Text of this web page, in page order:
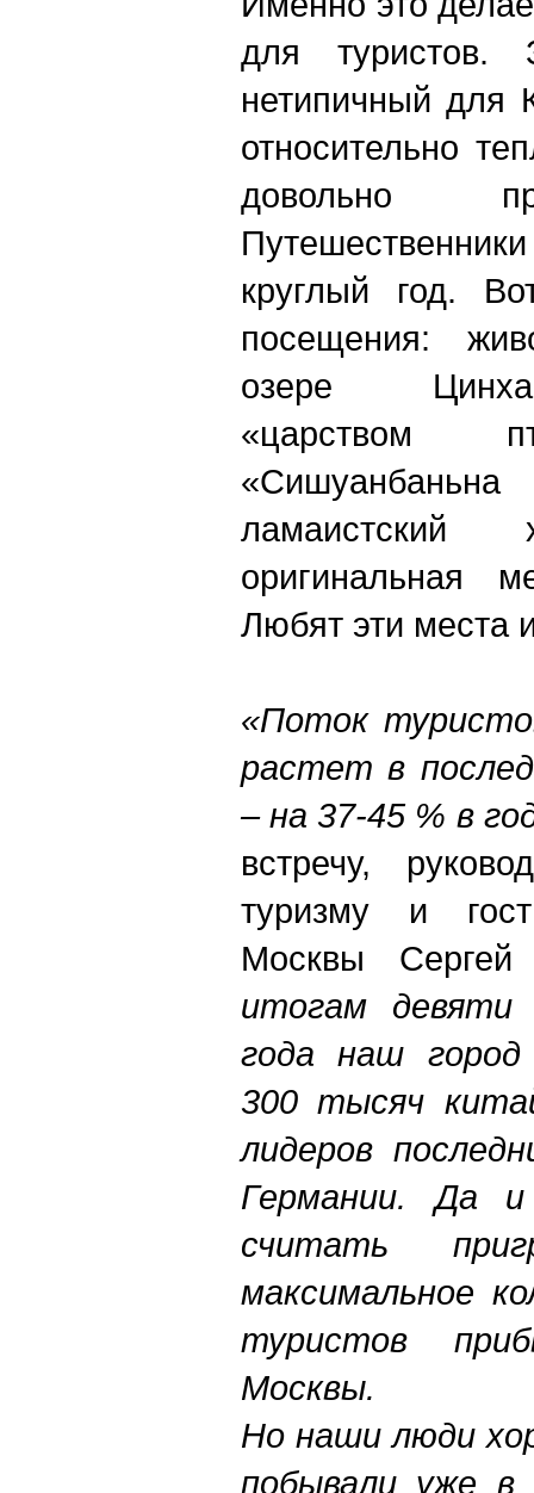
для
нетипичный для
относительно
довольно
круглый год.
посещения:
озере
«царством
оригинальная
Любят эти места
«Поток
растет в
– на 37-45 % в
встречу,
туризму и
Москвы
итогам девяти
года наш город
300 тысяч
лидеров
Германии. Да
считать
максимальное
туристов
Москвы.
Но наши люди
побывали уже